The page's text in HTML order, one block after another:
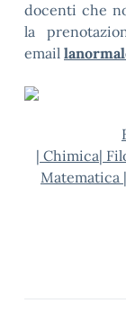
docenti che
la
email
| Chimica|
Matematica